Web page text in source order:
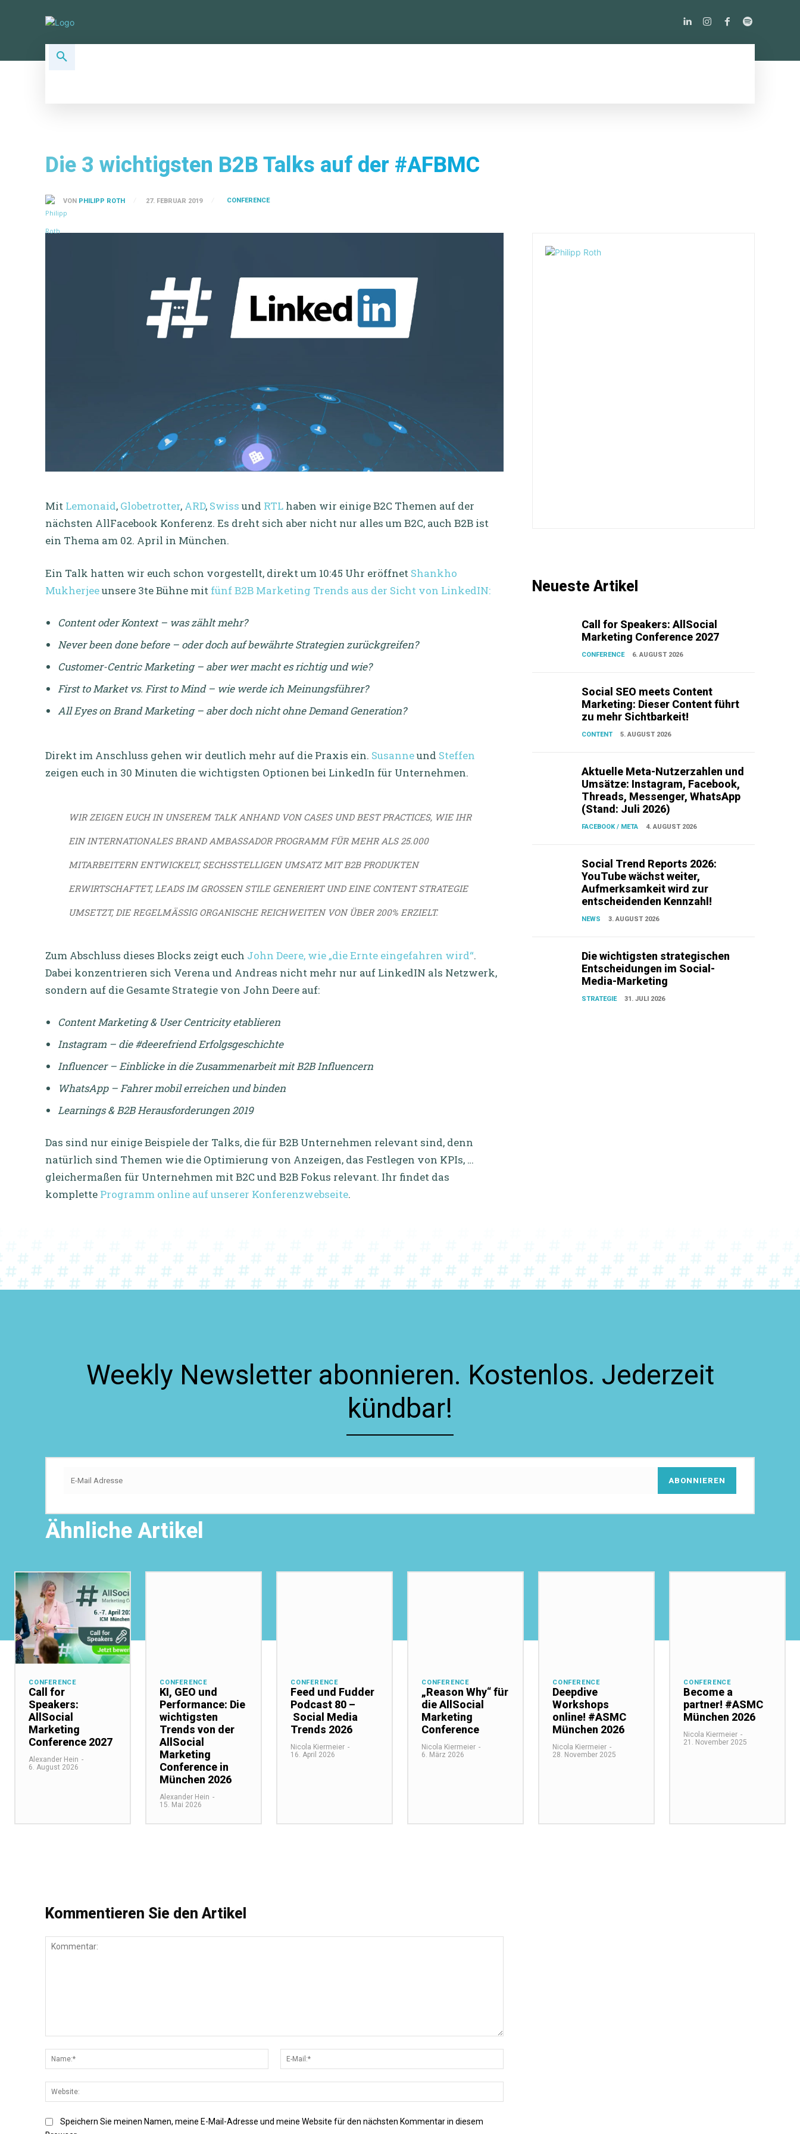
Die 3 wichtigsten B2B Talks auf der #AFBMC
VON PHILIPP ROTH 27. FEBRUAR 2019 CONFERENCE
Mit Lemonaid, Globetrotter, ARD, Swiss und RTL haben wir einige B2C Themen auf der
nächsten AllFacebook Konferenz. Es dreht sich aber nicht nur alles um B2C, auch B2B ist
ein Thema am 02. April in München.
Ein Talk hatten wir euch schon vorgestellt, direkt um 10:45 Uhr eröffnet Shankho
Mukherjeeunsere 3te Bühne mit fünf B2B Marketing Trends aus der Sicht von LinkedIN:
Content oder Kontext – was zählt mehr?
Never been done before – oder doch auf bewährte Strategien zurückgreifen?
Customer-Centric Marketing – aber wer macht es richtig und wie?
First to Market vs. First to Mind – wie werde ich Meinungsführer?
All Eyes on Brand Marketing – aber doch nicht ohne Demand Generation?
Direkt im Anschluss gehen wir deutlich mehr auf die Praxis ein. Susanneund Steffen
zeigen euch in 30 Minuten die wichtigsten Optionen bei LinkedIn für Unternehmen.
WIR ZEIGEN EUCH IN UNSEREM TALK ANHAND VON CASES UND BEST PRACTICES, WIE IHR
EIN INTERNATIONALES BRAND AMBASSADOR PROGRAMM FÜR MEHR ALS 25.000
MITARBEITERN ENTWICKELT, SECHSSTELLIGEN UMSATZ MIT B2B PRODUKTEN
ERWIRTSCHAFTET, LEADS IM GROSSEN STILE GENERIERT UND EINE CONTENT STRATEGIE U
MSETZT, DIE REGELMÄSSIG ORGANISCHE REICHWEITEN VON ÜBER 200% ERZIELT.
Zum Abschluss dieses Blocks zeigt euch John Deere, wie „die Ernte eingefahren wird“.
Dabei konzentrieren sich Verena und Andreas nicht mehr nur auf LinkedIN als Netzwerk,
sondern auf die Gesamte Strategie von John Deere auf:
Content Marketing & User Centricity etablieren
Instagram – die #deerefriend Erfolgsgeschichte
Influencer – Einblicke in die Zusammenarbeit mit B2B Influencern
WhatsApp – Fahrer mobil erreichen und binden
Learnings & B2B Herausforderungen 2019
Das sind nur einige Beispiele der Talks, die für B2B Unternehmen relevant sind, denn
natürlich sind Themen wie die Optimierung von Anzeigen, das Festlegen von KPIs, …
gleichermaßen für Unternehmen mit B2C und B2B Fokus relevant. Ihr findet das
komplette Programm online auf unserer Konferenzwebseite.
Neueste Artikel
Call for Speakers: AllSocial
Marketing Conference 2027
CONFERENCE 6. AUGUST 2026
Social SEO meets Content
Marketing: Dieser Content führt
zu mehr Sichtbarkeit!
CONTENT 5. AUGUST 2026
Aktuelle Meta-Nutzerzahlen und
Umsätze: Instagram, Facebook,
Threads, Messenger, WhatsApp
(Stand: Juli 2026)
FACEBOOK / META 4. AUGUST 2026
Social Trend Reports 2026:
YouTube wächst weiter,
Aufmerksamkeit wird zur
entscheidenden Kennzahl!
NEWS 3. AUGUST 2026
Die wichtigsten strategischen
Entscheidungen im Social-
Media-Marketing
STRATEGIE 31. JULI 2026
Weekly Newsletter abonnieren. Kostenlos. Jederzeit
kündbar!
ABONNIEREN
Ähnliche Artikel
CONFERENCE
Call for
Speakers:
AllSocial
Marketing
Conference 2027
Alexander Hein -
6. August 2026
CONFERENCE
KI, GEO und
Performance: Die
wichtigsten
Trends von der
AllSocial
Marketing
Conference in
München 2026
Alexander Hein -
15. Mai 2026
CONFERENCE
Feed und Fudder
Podcast 80 –
Social Media
Trends 2026
Nicola Kiermeier -
16. April 2026
CONFERENCE
„Reason Why“ für
die AllSocial
Marketing
Conference
Nicola Kiermeier -
6. März 2026
CONFERENCE
Deepdive
Workshops
online! #ASMC
München 2026
Nicola Kiermeier -
28. November 2025
CONFERENCE
Become a
partner! #ASMC
München 2026
Nicola Kiermeier -
21. November 2025
Kommentieren Sie den Artikel
Name:*
Mail:*
Speichern Sie meinen Namen, meine E-Mail-Adresse und meine Website für den nächsten Kommentar in diesem